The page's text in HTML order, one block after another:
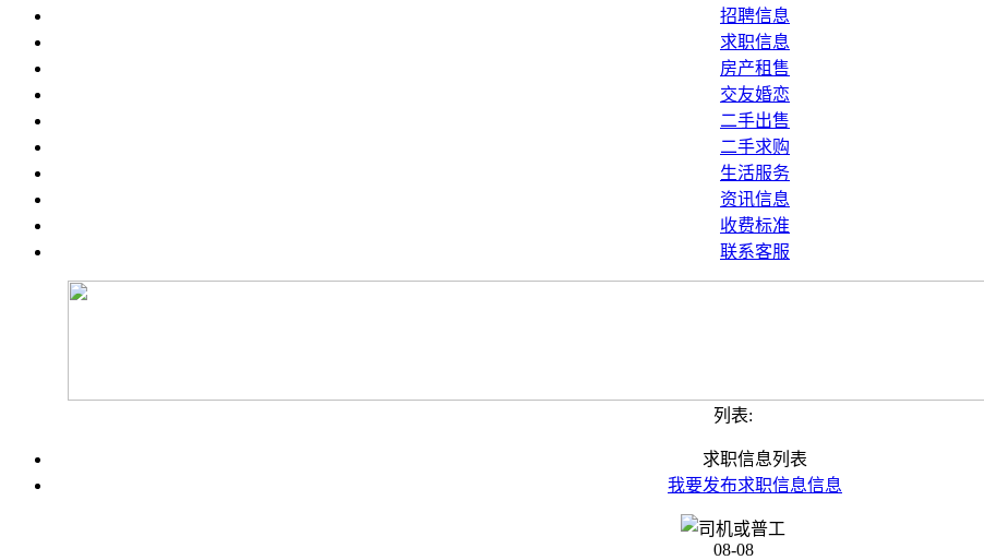
招聘信息
求职信息
房产租售
交友婚恋
二手出售
二手求购
生活服务
资讯信息
收费标准
联系客服
列表:
求职信息列表
我要发布求职信息信息
08-08